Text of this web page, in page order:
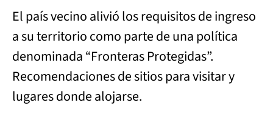
El país vecino alivió los requisitos de ingreso
a su territorio como parte de una política
denominada “Fronteras Protegidas”.
Recomendaciones de sitios para visitar y
lugares donde alojarse.